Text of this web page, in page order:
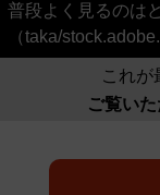
普段よく見るの
（taka/
これが
ご覧い